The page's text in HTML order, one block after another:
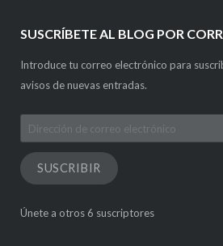
SUSCRÍBETE AL BLOG POR
Introduce tu correo electrónico para
avisos de nuevas entradas.
Dirección
de
correo
electrónico
SUSCRIBIR
Únete a otros 6 suscriptores